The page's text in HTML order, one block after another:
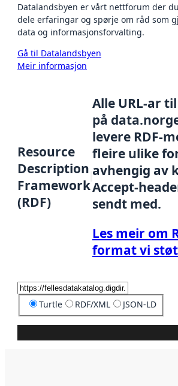
Datalandsbyen er vårt nettforum der
dele erfaringar og spørje om råd som
data og informasjonsforvalting.
Gå til Datalandsbyen
Meir informasjon
Resource
Description
Framework
(RDF)
Alle URL-ar
på
levere RDF-
fleire ulike
avhengig av
Accept-
sendt med.
Les meir om
format vi
Turtle RDF/XML JSON-LD